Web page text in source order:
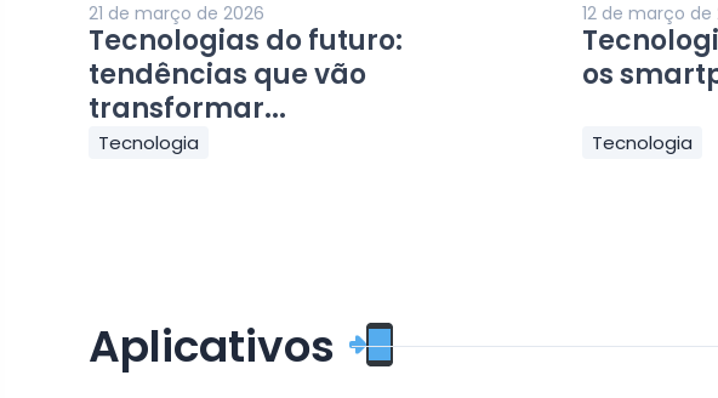
21 de março de 2026
Tecnologias do futuro:
tendências que vão
transformar...
Tecnologia
12 de março de
os
Tecnologia
Aplicativos